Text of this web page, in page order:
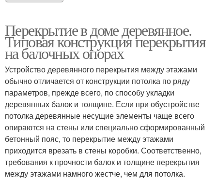
Перекрытие в доме деревянное.
Типовая конструкция перекрытия
на балочных опорах
Устройство деревянного перекрытия между этажами
обычно отличается от конструкции потолка по ряду
параметров, прежде всего, по способу укладки
деревянных балок и толщине. Если при обустройстве
потолка деревянные несущие элементы чаще всего
опираются на стены или специально сформированный
бетонный пояс, то перекрытие между этажами
приходится врезать в стены коробки. Соответственно,
требования к прочности балок и толщине перекрытия
между этажами намного жестче, чем для потолка.